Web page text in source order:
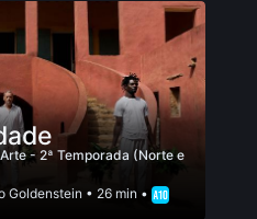
- 2ª Temporada (Norte e
Goldenstein • 26 min •